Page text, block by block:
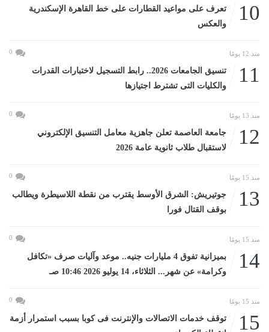
10
تعرف على مواعيد القطارات على خط القاهرة الإسكندرية
والعكس
منذ 12 يومًا 0
11
تنسيق الجامعات 2026.. رابط التسجيل لاختبارات القدرات
والكليات التى تشترط اجتيازها
منذ 13 يومًا 0
12
جامعة العاصمة تعلن جاهزية معامل التنسيق الإلكتروني
لاستقبال طلاب ثانوية عامة 2026
منذ 15 يومًا 0
13
جوتيريش: الشرق الأوسط يقترب من نقطة اللاسيطرة ويطالب
بوقف القتال فورا
منذ 15 يومًا 0
14
بميزانية تفوق 4 مليارات جنيه.. موعد وآليات صرف «تكافل
وكرامة» عن شهر... الثلاثاء، 14 يوليو 2026 10:46 صـ
منذ 15 يومًا 0
15
توقف خدمات الاتصالات والإنترنت فى كوبا بسبب استمرار أزمة